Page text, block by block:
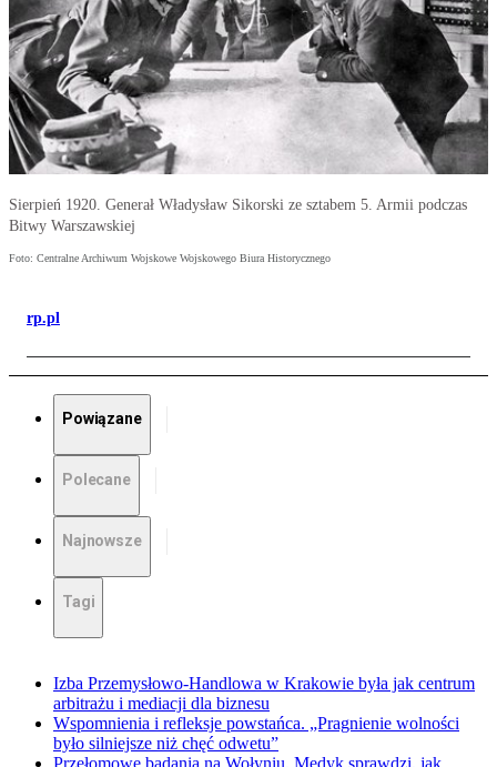
Sierpień 1920. Generał Władysław Sikorski ze sztabem 5. Armii podczas
Bitwy Warszawskiej
Foto: Centralne Archiwum Wojskowe Wojskowego Biura Historycznego
rp.pl
Powiązane
Polecane
Najnowsze
Tagi
Izba Przemysłowo-Handlowa w Krakowie była jak centrum
arbitrażu i mediacji dla biznesu
Wspomnienia i refleksje powstańca. „Pragnienie wolności
było silniejsze niż chęć odwetu”
Przełomowe badania na Wołyniu. Medyk sprawdzi, jak